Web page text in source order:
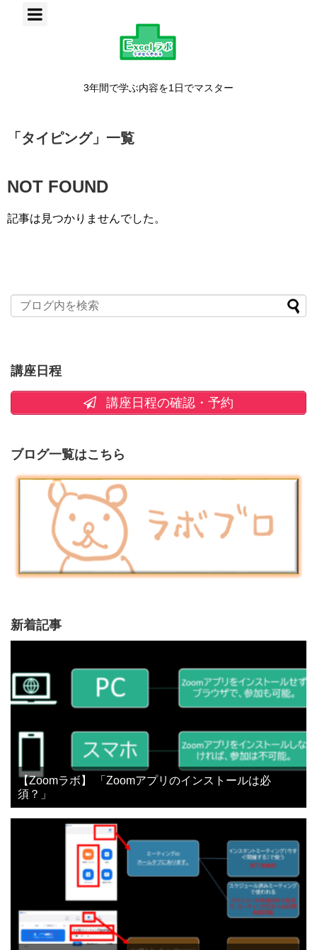
3年間で学ぶ内容を1日でマスター
「 タイピング」 一覧
NOT FOUND
記事は見つかりませんでした。
講座日程
講座日程の確認・予約
ブログ一覧はこちら
新着記事
【Zoomラボ】 「Zoomアプリのインストールは必
須？」